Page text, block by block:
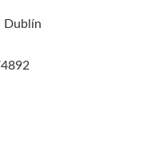
Dublín